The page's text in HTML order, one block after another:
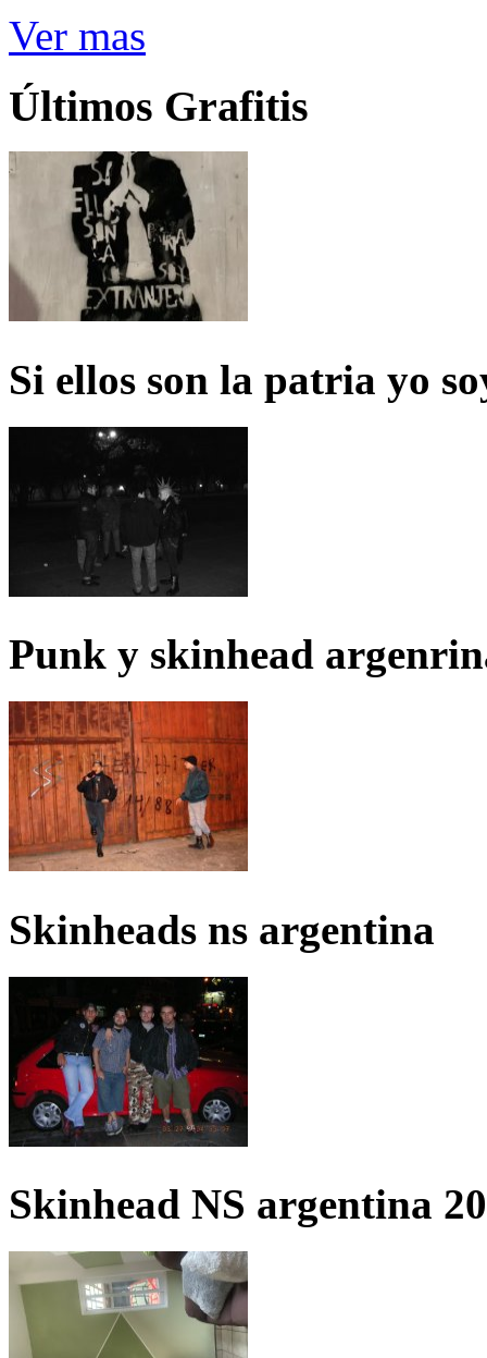
Ver mas
Últimos Grafitis
Si ellos son la patria yo
Punk y skinhead
Skinheads ns argentina
Skinhead NS argentina